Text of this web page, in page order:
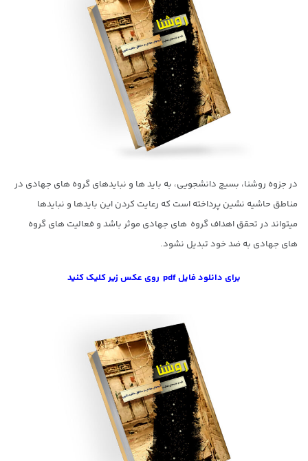
در جزوه روشنا، بسیج دانشجویی، به باید ها و نبایدهای گروه های جهادی در
مناطق حاشیه نشین پرداخته است که رعایت کردن این بایدها و نبایدها
میتواند در تحقق اهداف گروه های جهادی موثر باشد و فعالیت های گروه
های جهادی به ضد خود تبدیل نشود.
برای دانلود فایل pdf روی عکس زیر کلیک کنید